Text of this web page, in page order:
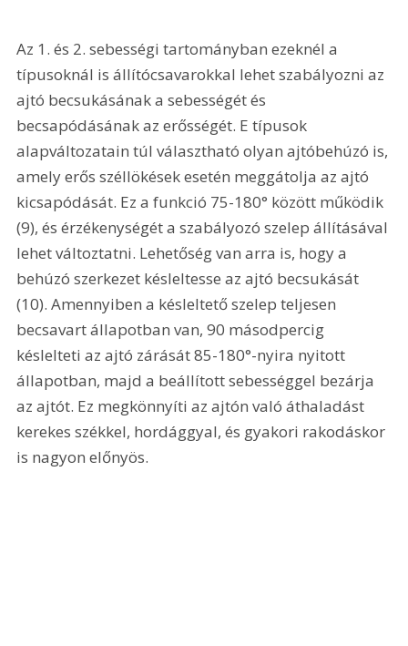
Az 1. és 2. sebességi tartományban ezeknél a
típusoknál is állítócsavarokkal lehet szabályozni az
ajtó becsukásának a sebességét és
becsapódásának az erősségét. E típusok
alapváltozatain túl választható olyan ajtóbehúzó is,
amely erős széllökések esetén meggátolja az ajtó
kicsapódását. Ez a funkció 75-180° között működik
(9), és érzékenységét a szabályozó szelep állításával
lehet változtatni. Lehetőség van arra is, hogy a
behúzó szerkezet késleltesse az ajtó becsukását
(10). Amennyiben a késleltető szelep teljesen
becsavart állapotban van, 90 másodpercig
késlelteti az ajtó zárását 85-180°-nyira nyitott
állapotban, majd a beállított sebességgel bezárja
az ajtót. Ez megkönnyíti az ajtón való áthaladást
kerekes székkel, hordággyal, és gyakori rakodáskor
is nagyon előnyös.